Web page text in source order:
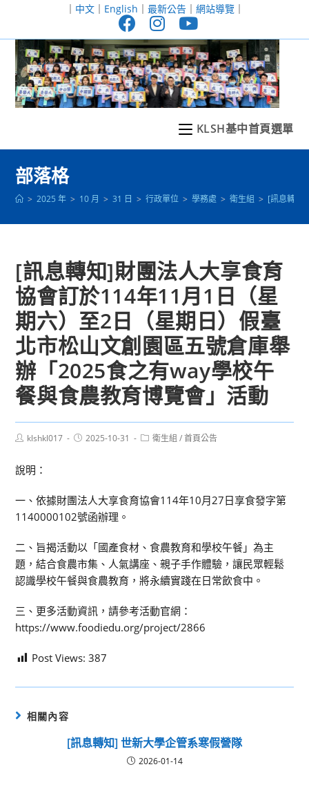
至
｜ 中文｜ English ｜ 最新公告｜ 網站導覽｜
KLSH基中首頁選單
部落格
> 2025 年 > 10 月 > 31 日 > 行政單位 > 學務處 > 衛生組 > [訊息轉知]
[訊息轉知]財團法人大享食育
協會訂於114年11月1日（星
期六）至2日（星期日）假臺
北市松山文創園區五號倉庫舉
辦「2025食之有way學校午
餐與食農教育博覽會」活動
Postklshkl017
Post2025-10-31
Post衛生組 / 首頁公告
說明：
一、依據財團法人大享食育協會114年10月27日享食發字第
1140000102號函辦理。
二、旨揭活動以「國產食材、食農教育和學校午餐」為主
題，結合食農市集、人氣講座、親子手作體驗，讓民眾輕鬆
認識學校午餐與食農教育，將永續實踐在日常飲食中。
三、更多活動資訊，請參考活動官網：
https://www.foodiedu.org/project/2866
Post Views: 387
相關內容
[訊息轉知] 世新大學企管系寒假營隊
2026-01-14